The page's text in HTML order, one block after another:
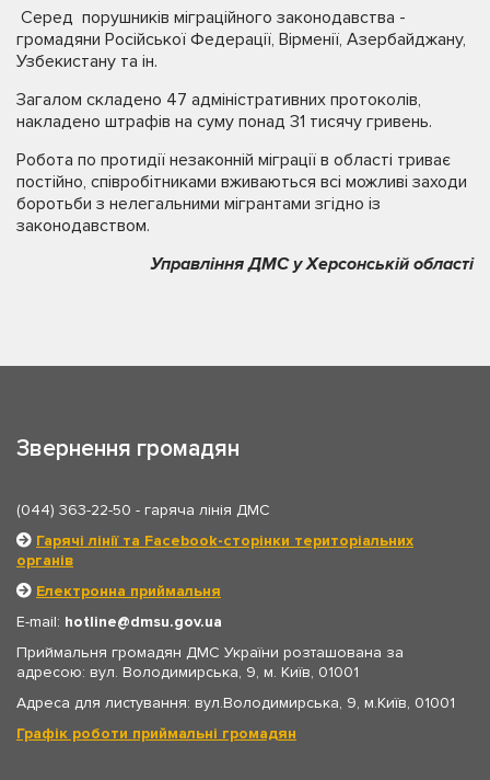
Серед порушників міграційного законодавства -
громадяни Російської Федерації, Вірменії, Азербайджану,
Узбекистану та ін.
Загалом складено 47 адміністративних протоколів,
накладено штрафів на суму понад 31 тисячу гривень.
Робота по протидії незаконній міграції в області триває
постійно, співробітниками вживаються всі можливі заходи
боротьби з нелегальними мігрантами згідно із
законодавством.
Управління ДМС у Херсонській області
Звернення громадян
(044) 363-22-50 - гаряча лінія ДМС
Гарячі лінії та Facebook-сторінки територіальних
органів
Електронна приймальня
E-mail: hotline
dmsu.gov.ua
Приймальня громадян ДМС України розташована за
адресою: вул. Володимирська, 9, м. Київ, 01001
Адреса для листування: вул.Володимирська, 9, м.Київ, 01001
Графік роботи приймальні громадян